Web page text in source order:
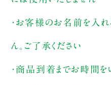
・お客様のお名前を入れ
ん。ご了承ください
・商品到着までお時間を